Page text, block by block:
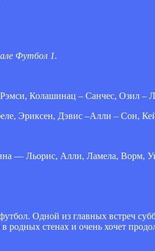
Футбол 1.
Колашинац – Санчес, Озил –
Эриксен, Дэвис –Алли – Сон,
— Льорис, Алли, Ламела, Ворм,
Одной из главных встреч
стенах и очень хочет